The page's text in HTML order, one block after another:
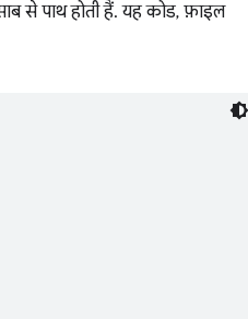
से पाथ होती हैं. यह कोड, फ़ाइल